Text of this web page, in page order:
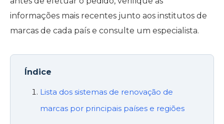
informações mais recentes junto aos institutos de
marcas de cada país e consulte um especialista.
Índice
Lista dos sistemas de renovação de
marcas por principais países e regiões